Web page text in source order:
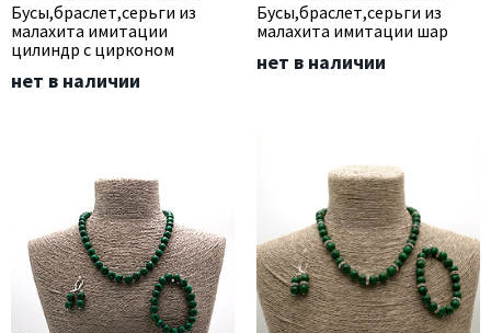
Бусы,браслет,серьги из
малахита имитации
цилиндр с цирконом
нет в наличии
Бусы,браслет,серьги из
малахита имитации шар
нет в наличии